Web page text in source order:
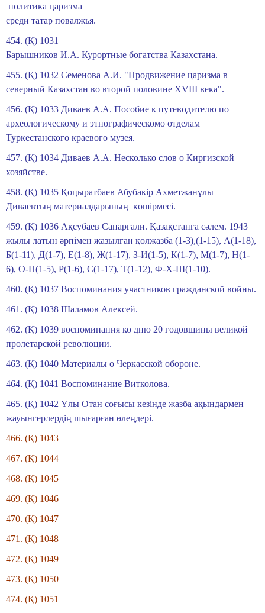
политика царизма
среди татар повалжья.
454. (Қ) 1031
Барышников И.А. Курортные богатства Казахстана.
455. (Қ) 1032 Семенова А.И. "Продвижение царизма в
северный Казахстан во второй половине XVIII века".
456. (Қ) 1033 Диваев А.А. Пособие к путеводителю по
археологическому и этнографическомо отделам
Туркестанского краевого музея.
457. (Қ) 1034 Диваев А.А. Несколько слов о Киргизской
хозяйстве.
458. (Қ) 1035 Қоңыратбаев Абубакір Ахметжанұлы
Диваевтың материалдарының көшірмесі.
459. (Қ) 1036 Ақсубаев Сапарғали. Қазақстанға сәлем. 1943
жылы латын әрпімен жазылған қолжазба (1-3),(1-15), А(1-18),
Б(1-11), Д(1-7), Е(1-8), Ж(1-17), З-И(1-5), К(1-7), М(1-7), Н(1-
6), О-П(1-5), Р(1-6), С(1-17), Т(1-12), Ф-Х-Ш(1-10).
460. (Қ) 1037 Воспоминания участников гражданской войны.
461. (Қ) 1038 Шаламов Алексей.
462. (Қ) 1039 воспоминания ко дню 20 годовщины великой
пролетарской революции.
463. (Қ) 1040 Материалы о Черкасской обороне.
464. (Қ) 1041 Воспоминание Витколова.
465. (Қ) 1042 Ұлы Отан соғысы кезінде жазба ақындармен
жауынгерлердің шығарған өлеңдері.
466. (Қ) 1043
467. (Қ) 1044
468. (Қ) 1045
469. (Қ) 1046
470. (Қ) 1047
471. (Қ) 1048
472. (Қ) 1049
473. (Қ) 1050
474. (Қ) 1051